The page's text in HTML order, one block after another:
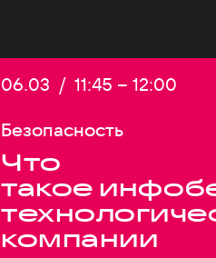
Дата:
06.03 / Начало:
11:45 – Конец:
12:00
Безопасность
Что
такое
компании